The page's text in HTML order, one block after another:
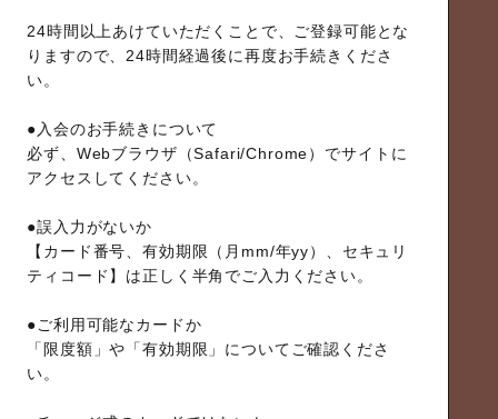
24時間以上あけていただくことで、ご登録可能とな
りますので、24時間経過後に再度お手続きくださ
い。
●入会のお手続きについて
必ず、Webブラウザ（Safari/Chrome）でサイトに
アクセスしてください。
●誤入力がないか
【カード番号、有効期限（月mm/年yy）、セキュリ
ティコード】は正しく半角でご入力ください。
●ご利用可能なカードか
「限度額」や「有効期限」についてご確認くださ
い。